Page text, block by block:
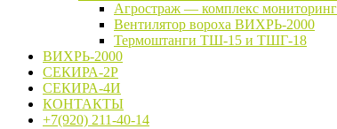
Агростраж — комплекс
Вентилятор вороха ВИХРЬ-2000
Термоштанги ТШ-15 и ТШГ-18
ВИХРЬ-2000
СЕКИРА-2Р
СЕКИРА-4И
КОНТАКТЫ
+7(920) 211-40-14